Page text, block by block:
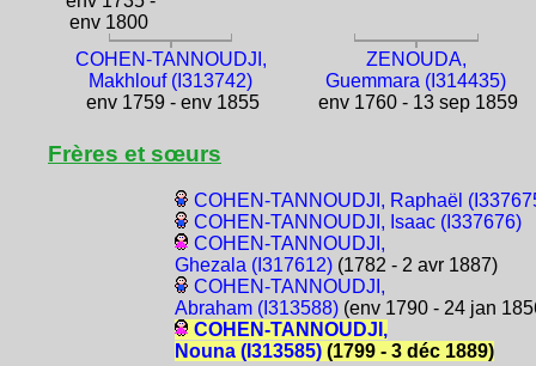
env 1800
COHEN-TANNOUDJI,
Makhlouf (I313742)
env 1759 - env 1855
ZENOUDA,
Guemmara (I314435)
env 1760 - 13 sep 1859
Frères et sœurs
COHEN-TANNOUDJI, Raphaël
COHEN-TANNOUDJI, Isaac (I337676)
COHEN-TANNOUDJI,
Ghezala (I317612)(1782 - 2 avr 1887)
COHEN-TANNOUDJI,
Abraham (I313588)(env 1790 - 24 jan
COHEN-TANNOUDJI,
Nouna (I313585)(1799 - 3 déc 1889)